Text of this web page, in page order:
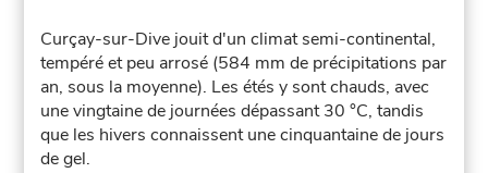
Curçay-sur-Dive jouit d'un climat semi-continental,
tempéré et peu arrosé (584 mm de précipitations par
an, sous la moyenne). Les étés y sont chauds, avec
une vingtaine de journées dépassant 30 °C, tandis
que les hivers connaissent une cinquantaine de jours
de gel.